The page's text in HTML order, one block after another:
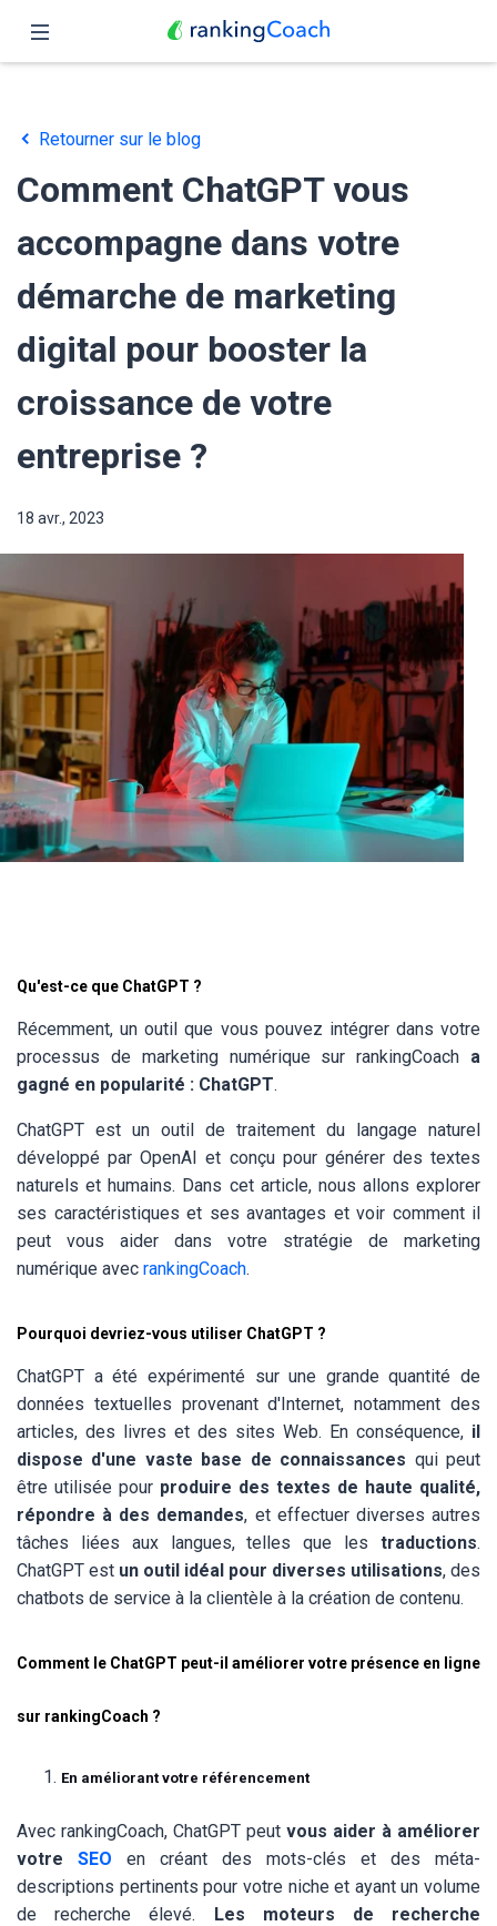
Fonctionnalités
Tarifs
Partenaires
Blog
Français
Retourner sur le blog
Comment ChatGPT vous
accompagne dans votre
démarche de marketing
digital pour booster la
croissance de votre
entreprise ?
18 avr., 2023
Qu'est-ce que ChatGPT ?
Récemment, un outil que vous pouvez intégrer dans votre
processus de marketing numérique sur rankingCoach a
gagné en popularité : ChatGPT.
ChatGPT est un outil de traitement du langage naturel
développé par OpenAI et conçu pour générer des textes
naturels et humains. Dans cet article, nous allons explorer
ses caractéristiques et ses avantages et voir comment il
peut vous aider dans votre stratégie de marketing
numérique avec rankingCoach.
Pourquoi devriez-vous utiliser ChatGPT ?
ChatGPT a été expérimenté sur une grande quantité de
données textuelles provenant d'Internet, notamment des
articles, des livres et des sites Web. En conséquence, il
dispose d'une vaste base de connaissances qui peut
être utilisée pour produire des textes de haute qualité,
répondre à des demandes, et effectuer diverses autres
tâches liées aux langues, telles que les traductions.
ChatGPT est un outil idéal pour diverses utilisations, des
chatbots de service à la clientèle à la création de contenu.
Comment le ChatGPT peut-il améliorer votre présence en ligne
sur rankingCoach ?
En améliorant votre référencement
Avec rankingCoach, ChatGPT peut vous aider à améliorer
votre SEO en créant des mots-clés et des méta-
descriptions pertinents pour votre niche et ayant un volume
de recherche élevé. Les moteurs de recherche